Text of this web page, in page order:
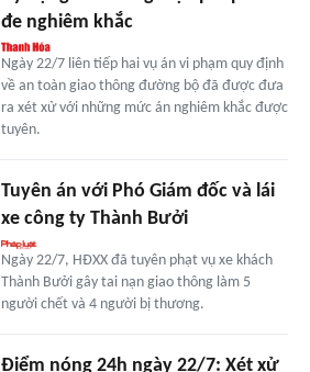
đe nghiêm khắc
Ngày 22/7 liên tiếp hai vụ án vi phạm quy định
về an toàn giao thông đường bộ đã được đưa
ra xét xử với những mức án nghiêm khắc được
tuyên.
Tuyên án với Phó Giám đốc và lái
xe công ty Thành Bưởi
Ngày 22/7, HĐXX đã tuyên phạt vụ xe khách
Thành Bưởi gây tai nạn giao thông làm 5
người chết và 4 người bị thương.
Điểm nóng 24h ngày 22/7: Xét xử